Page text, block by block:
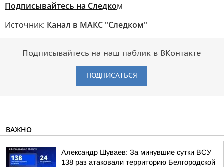
Подписывайтесь на Следком
Источник: Канал в МАКС "Следком"
Подписывайтесь на наш паблик в ВКонтакте
ПОДПИСАТЬСЯ
ВАЖНО
Александр Шуваев: За минувшие сутки ВСУ
138 раз атаковали территорию Белгородской